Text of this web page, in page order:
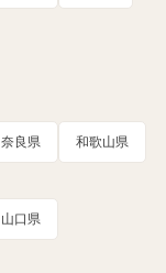
奈良県 和歌山県
山口県